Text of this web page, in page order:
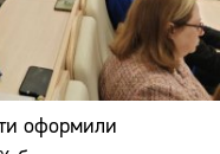
оформили